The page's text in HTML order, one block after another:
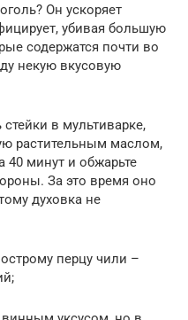
Он ускоряет
убивая большую
содержатся почти во
некую вкусовую
в мультиварке,
растительным маслом,
40 минут и обжарьте
За это время оно
духовка не
перцу чили –